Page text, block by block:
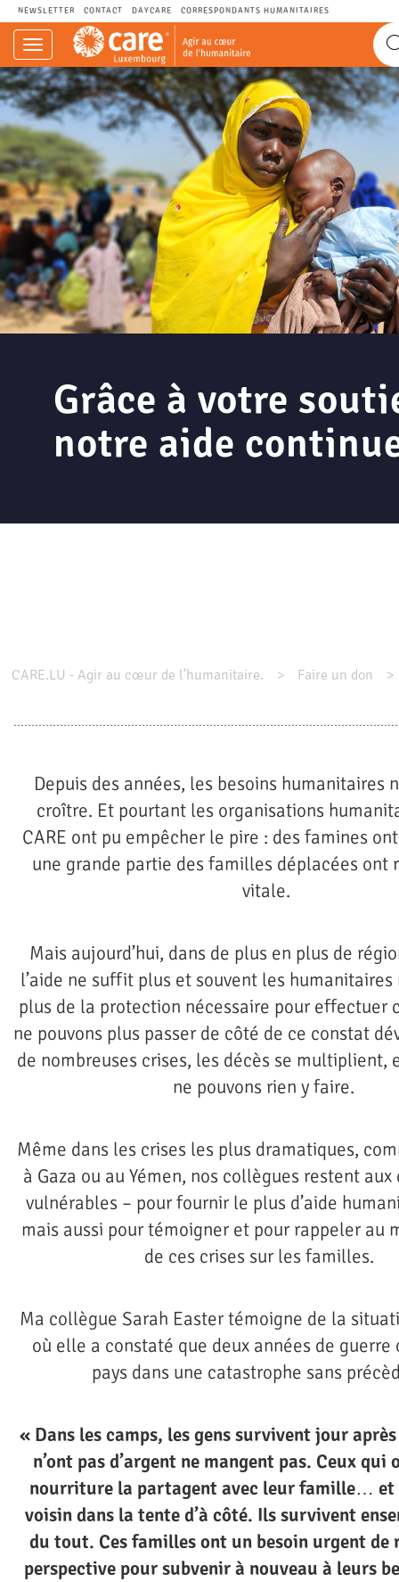
NEWSLETTER CONTACT DAYCARE CORRESPONDANTS HUMANITAIRES
Navigation
einblenden
Grâce à votre
notre aide
CARE.LU - Agir au cœur de l’humanitaire. Faire un don
Depuis des années, les besoins humanitaires
croître. Et pourtant les organisations
CARE ont pu empêcher le pire : des famines
une grande partie des familles déplacées ont
vitale.
Mais aujourd’hui, dans de plus en plus de
l’aide ne suffit plus et souvent les
plus de la protection nécessaire pour effectuer
ne pouvons plus passer de côté de ce constat
de nombreuses crises, les décès se multiplient,
ne pouvons rien y faire.
Même dans les crises les plus dramatiques,
à Gaza ou au Yémen, nos collègues restent
vulnérables – pour fournir le plus d’aide
mais aussi pour témoigner et pour rappeler au
de ces crises sur les familles.
Ma collègue Sarah Easter témoigne de la
où elle a constaté que deux années de
pays dans une catastrophe sans
« Dans les camps, les gens survivent jour
n’ont pas d’argent ne mangent pas. Ceux qui
nourriture la partagent avec leur famille… et
voisin dans la tente d’à côté. Ils survivent
du tout. Ces familles ont un besoin urgent de
perspective pour subvenir à nouveau à leurs